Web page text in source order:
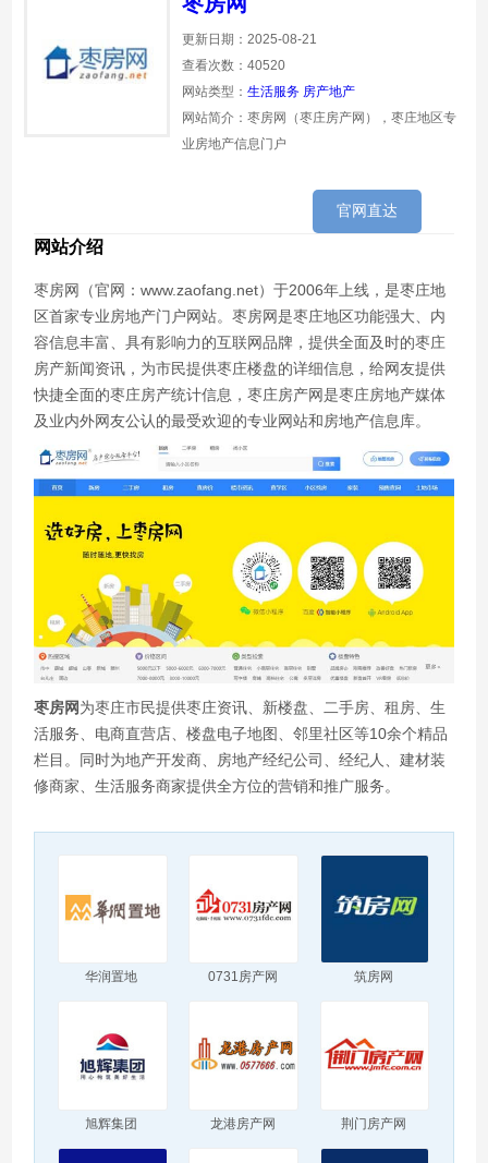
更新日期：2025-08-21
查看次数：40520
网站类型：生活服务 房产地产
网站简介：枣房网（枣庄房产网），枣庄地区专
业房地产信息门户
官网直达
网站介绍
枣房网（官网：www.zaofang.net）于2006年上线，是枣庄地
区首家专业房地产门户网站。枣房网是枣庄地区功能强大、内
容信息丰富、具有影响力的互联网品牌，提供全面及时的枣庄
房产新闻资讯，为市民提供枣庄楼盘的详细信息，给网友提供
快捷全面的枣庄房产统计信息，枣庄房产网是枣庄房地产媒体
及业内外网友公认的最受欢迎的专业网站和房地产信息库。
枣房网为枣庄市民提供枣庄资讯、新楼盘、二手房、租房、生
活服务、电商直营店、楼盘电子地图、邻里社区等10余个精品
栏目。同时为地产开发商、房地产经纪公司、经纪人、建材装
修商家、生活服务商家提供全方位的营销和推广服务。
华润置地 0731房产网 筑房网
旭辉集团 龙港房产网 荆门房产网